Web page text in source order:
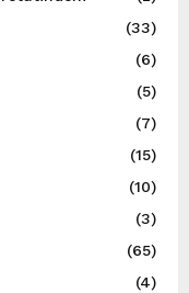
(33)
(6)
(5)
(7)
(15)
(10)
(3)
(65)
(4)